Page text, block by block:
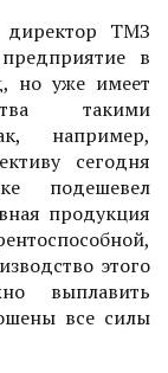
директор ТМЗ
в
но уже имеет
такими
например,
сегодня
подешевел
продукция
этого
выплавить
все силы